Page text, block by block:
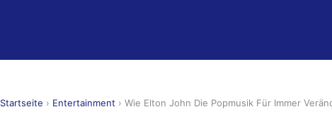
Startseite › Entertainment › Wie Elton John Die Popmusik Für Immer